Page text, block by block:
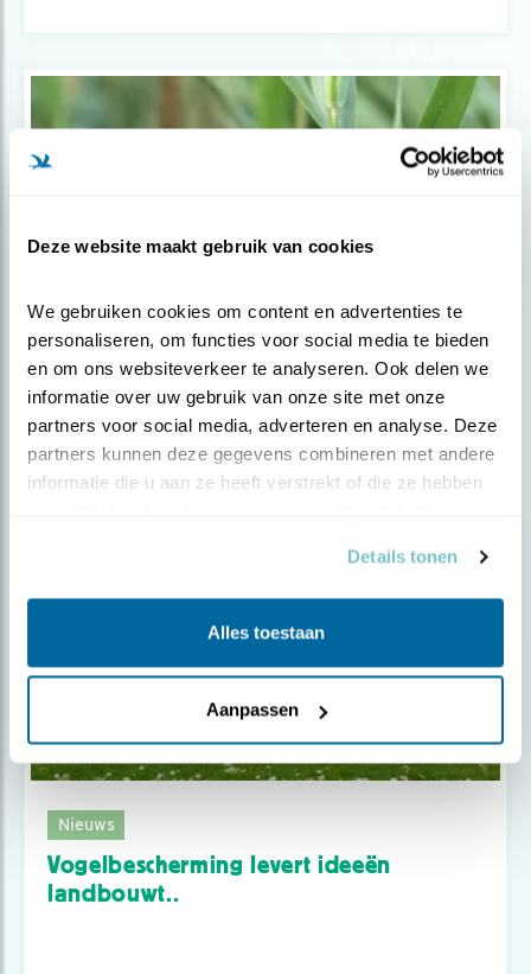
Deze website maakt gebruik van cookies
We gebruiken cookies om content en advertenties te
personaliseren, om functies voor social media te bieden
en om ons websiteverkeer te analyseren. Ook delen we
informatie over uw gebruik van onze site met onze
partners voor social media, adverteren en analyse. Deze
partners kunnen deze gegevens combineren met andere
informatie die u aan ze heeft verstrekt of die ze hebben
Details tonen
Alles toestaan
Aanpassen
Nieuws
Te veel schadelijke effecten bestrijding..
Nieuws
Vogelbescherming levert ideeën
landbouwt..